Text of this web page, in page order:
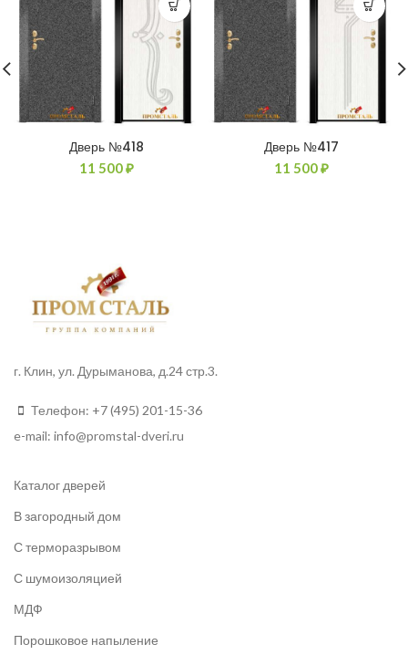
Дверь №418
11 500₽
Дверь №417
11 500₽
г. Клин, ул. Дурыманова, д.24 стр.3.
Телефон: +7 (495) 201-15-36
e-mail: info@promstal-dveri.ru
Каталог дверей
В загородный дом
С терморазрывом
С шумоизоляцией
МДФ
Порошковое напыление